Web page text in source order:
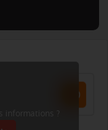
informations ?